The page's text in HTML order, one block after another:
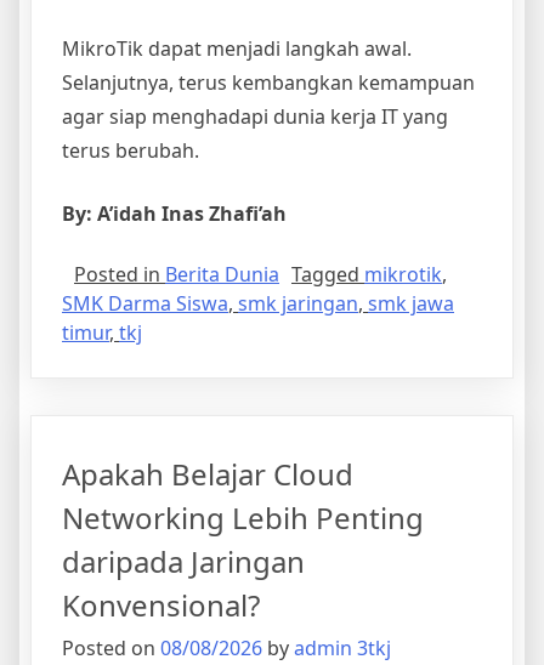
MikroTik dapat menjadi langkah awal.
Selanjutnya, terus kembangkan kemampuan
agar siap menghadapi dunia kerja IT yang
terus berubah.
By: A’idah Inas Zhafi’ah
Posted in Berita Dunia Tagged mikrotik,
SMK Darma Siswa, smk jaringan, smk jawa
timur, tkj
Apakah Belajar Cloud
Networking Lebih Penting
daripada Jaringan
Konvensional?
Posted on 08/08/2026 byadmin 3tkj